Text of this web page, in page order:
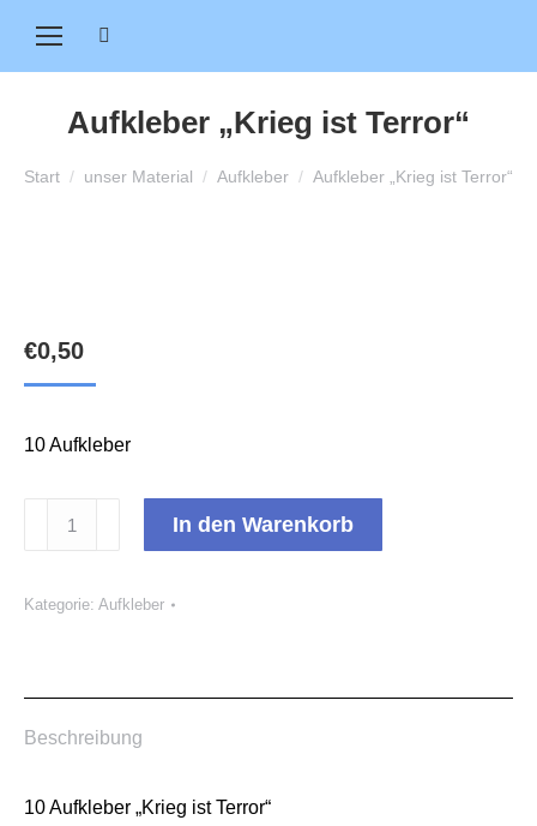
Search:
Aufkleber „Krieg ist Terror“
Sie befinden sich hier:
Start unser Material Aufkleber Aufkleber „Krieg ist Terror“
€0,50
10 Aufkleber
"Krieg
Terror"
In den Warenkorb
Kategorie: Aufkleber
Beschreibung
10 Aufkleber „Krieg ist Terror“